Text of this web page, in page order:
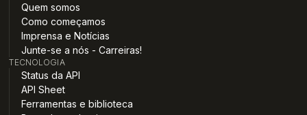
Quem somos
Como começamos
Imprensa e Notícias
Junte-se a nós - Carreiras!
TECNOLOGIA
Status da API
API Sheet
Ferramentas e biblioteca